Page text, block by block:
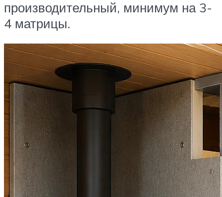
производительный, минимум на 3-
4 матрицы.